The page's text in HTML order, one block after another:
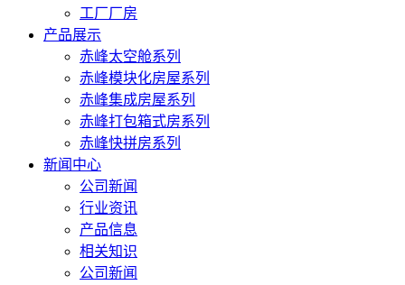
工厂厂房
产品展示
赤峰太空舱系列
赤峰模块化房屋系列
赤峰集成房屋系列
赤峰打包箱式房系列
赤峰快拼房系列
新闻中心
公司新闻
行业资讯
产品信息
相关知识
公司新闻